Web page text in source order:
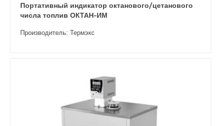
Портативный индикатор октанового/цетанового
числа топлив ОКТАН-ИМ
Производитель: Термэкс